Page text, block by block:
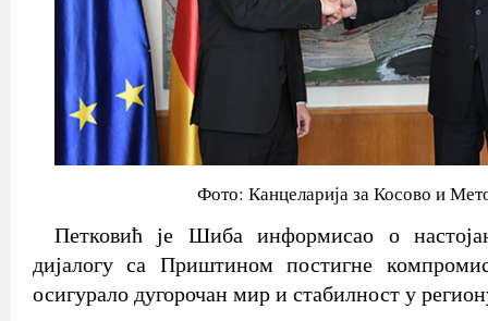
Фото: Канцеларија за Косово и
Петковић је Шиба информисао о
дијалогу са Приштином постигне
осигурало дугорочан мир и стабилност у